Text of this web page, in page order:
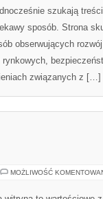
szukają
sposób. Strona
obserwujących
związanych z […]
MOŻLIWOŚĆ